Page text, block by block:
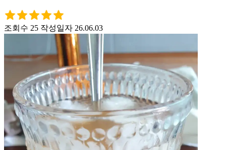
조회수 25 작성일자 26.06.03